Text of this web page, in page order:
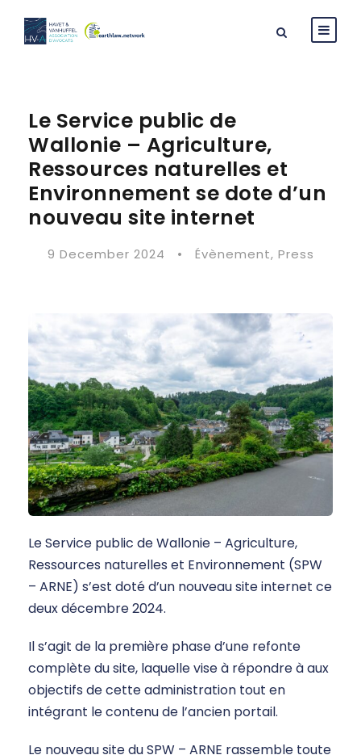
Le Service public de
Wallonie – Agriculture,
Ressources naturelles et
Environnement se dote d’un
nouveau site internet
9 December 2024 • Évènement, Press
Le Service public de Wallonie – Agriculture,
Ressources naturelles et Environnement (SPW
– ARNE) s’est doté d’un nouveau site internet ce
deux décembre 2024.
Il s’agit de la première phase d’une refonte
complète du site, laquelle vise à répondre à aux
objectifs de cette administration tout en
intégrant le contenu de l’ancien portail.
Le nouveau site du SPW – ARNE rassemble toute